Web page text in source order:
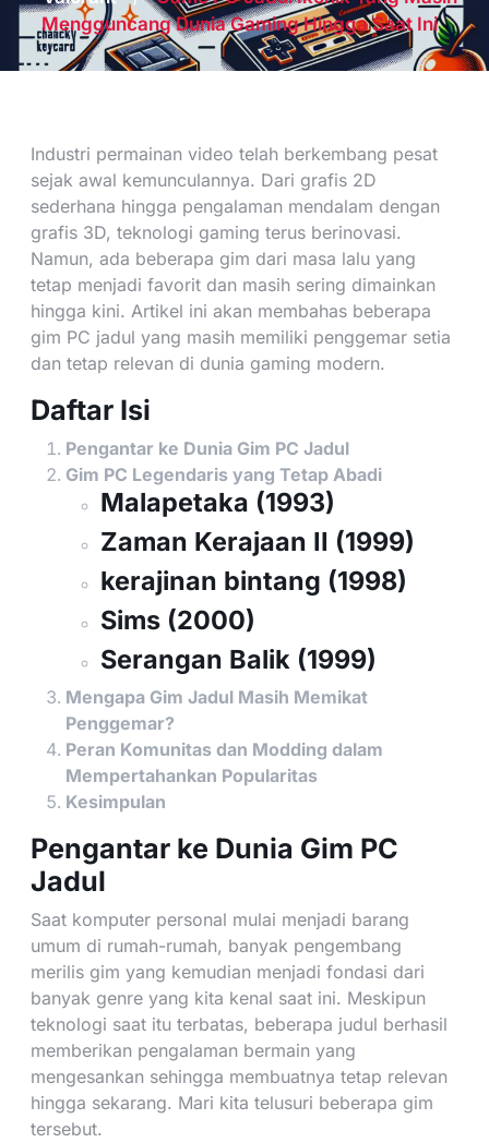
Mengguncang Dunia Gaming Hingga Saat Ini
Industri permainan video telah berkembang pesat
sejak awal kemunculannya. Dari grafis 2D
sederhana hingga pengalaman mendalam dengan
grafis 3D, teknologi gaming terus berinovasi.
Namun, ada beberapa gim dari masa lalu yang
tetap menjadi favorit dan masih sering dimainkan
hingga kini. Artikel ini akan membahas beberapa
gim PC jadul yang masih memiliki penggemar setia
dan tetap relevan di dunia gaming modern.
Daftar Isi
Pengantar ke Dunia Gim PC Jadul
Gim PC Legendaris yang Tetap Abadi
Malapetaka (1993)
Zaman Kerajaan II (1999)
kerajinan bintang (1998)
Sims (2000)
Serangan Balik (1999)
Mengapa Gim Jadul Masih Memikat
Penggemar?
Peran Komunitas dan Modding dalam
Mempertahankan Popularitas
Kesimpulan
Pengantar ke Dunia Gim PC
Jadul
Saat komputer personal mulai menjadi barang
umum di rumah-rumah, banyak pengembang
merilis gim yang kemudian menjadi fondasi dari
banyak genre yang kita kenal saat ini. Meskipun
teknologi saat itu terbatas, beberapa judul berhasil
memberikan pengalaman bermain yang
mengesankan sehingga membuatnya tetap relevan
hingga sekarang. Mari kita telusuri beberapa gim
tersebut.